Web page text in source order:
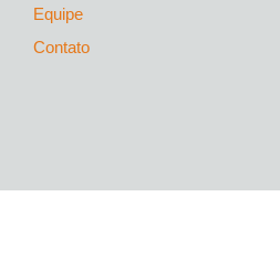
Equipe
Contato